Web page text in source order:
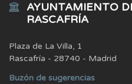
AYUNTAMIENTO
RASCAFRÍA
Plaza de La Villa, 1
Rascafría - 28740 - Madrid
Buzón de sugerencias